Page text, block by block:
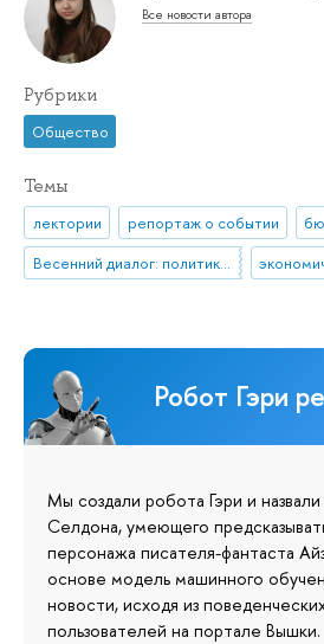
Все новости автора
Рубрики
Общество
Темы
лектории репортаж о событии
Весенний диалог: политики и студенты
Робот Гэри
Мы создали робота Гэри и назвали
Селдона, умеющего
персонажа писателя-фантаста
основе модель машинного
новости, исходя из
пользователей на портале Вышки.